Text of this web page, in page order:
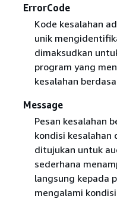
ErrorCode
Kode kesalahan
unik
dimaksudkan
program yang
kesalahan
Message
Pesan kesalahan
kondisi kesalahan
ditujukan untuk
sederhana
langsung kepada
mengalami